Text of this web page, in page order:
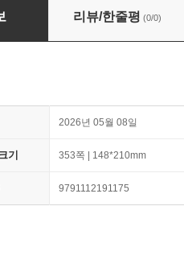
리뷰/한줄평 (0/0)
2026년 05월 08일
기 353쪽 | 148*210mm
9791112191175